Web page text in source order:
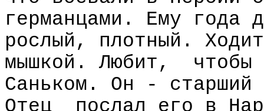
германцами. Ему года
рослый, плотный.
мышкой. Любит,
чтобы
Саньком. Он - старший
Отец
послал его в